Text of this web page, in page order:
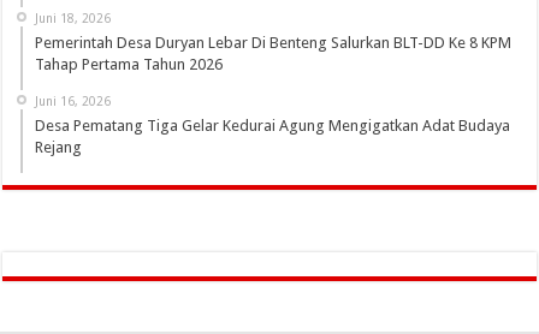
Juni 18, 2026
Pemerintah Desa Duryan Lebar Di Benteng Salurkan BLT-DD Ke 8 KPM
Tahap Pertama Tahun 2026
Juni 16, 2026
Desa Pematang Tiga Gelar Kedurai Agung Mengigatkan Adat Budaya
Rejang